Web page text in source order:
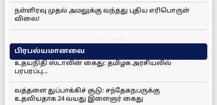
நள்ளிரவு முதல் அமலுக்கு வந்தது புதிய எரிபொருள்
விலை!
பிரபல்யமானவை
உதயநிதி ஸ்டாலின் கைது: தமிழக அரசியலில்
பரபரப்பு…
வத்தளை துப்பாக்கிச் சூடு: சந்தேகநபருக்கு
உதவியதாக 24 வயது இளைஞர் கைது